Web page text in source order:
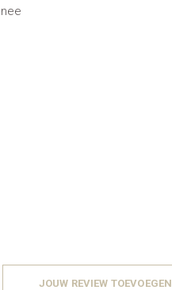
nee
JOUW REVIEW TOEVOEGEN